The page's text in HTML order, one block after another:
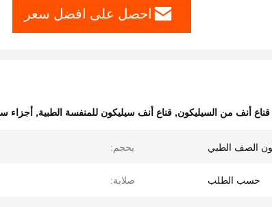
احصل على افضل سعر
, قناع أنف سيليكون للمنفسة الطبية, أجزاء
الصف الطبي بحجم:
حسب الطلب صلابة: